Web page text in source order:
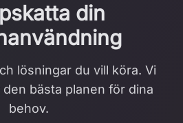
din
lösningar du vill köra. Vi
bästa planen för dina
behov.